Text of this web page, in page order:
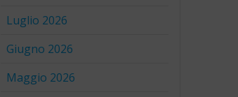
Luglio 2026
Giugno 2026
Maggio 2026